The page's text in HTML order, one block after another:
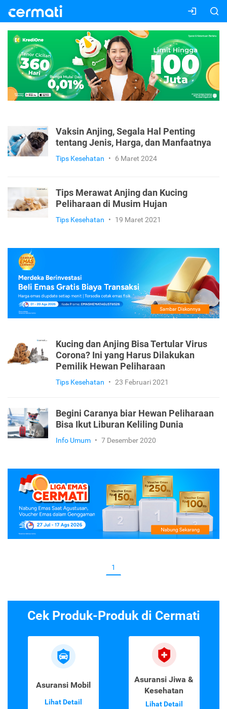
Vaksin Anjing, Segala Hal Penting
tentang Jenis, Harga, dan Manfaatnya
Tips Kesehatan • 6 Maret 2024
Tips Merawat Anjing dan Kucing
Peliharaan di Musim Hujan
Tips Kesehatan • 19 Maret 2021
Kucing dan Anjing Bisa Tertular Virus
Corona? Ini yang Harus Dilakukan
Pemilik Hewan Peliharaan
Tips Kesehatan • 23 Februari 2021
Begini Caranya biar Hewan Peliharaan
Bisa Ikut Liburan Keliling Dunia
Info Umum • 7 Desember 2020
1
Cek Produk-Produk di Cermati
Asuransi Mobil
Lihat Detail
Asuransi Jiwa &
Kesehatan
Lihat Detail